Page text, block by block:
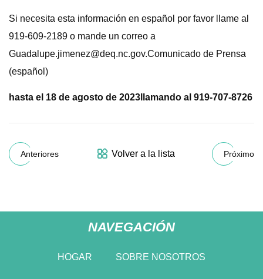
Si necesita esta información en español por favor llame al
919-609-2189 o mande un correo a
Guadalupe.jimenez@deq.nc.gov.Comunicado de Prensa
(español)
hasta el 18 de agosto de 2023 llamando al 919-707-8726
Anteriores Volver a la lista Próximo
NAVEGACIÓN
HOGAR SOBRE NOSOTROS